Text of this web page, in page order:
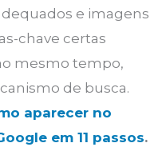
e imagens
chave certas
mesmo tempo,
de busca.
aparecer no
em 11 passos.